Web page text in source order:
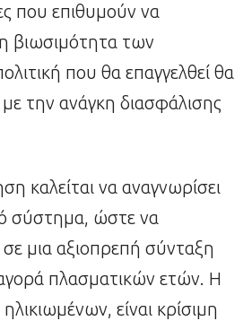
που επιθυμούν να
βιωσιμότητα των
που θα επαγγελθεί θα
την ανάγκη διασφάλισης
καλείται να αναγνωρίσει
σύστημα, ώστε να
μια αξιοπρεπή σύνταξη
πλασματικών ετών. Η
είναι κρίσιμη